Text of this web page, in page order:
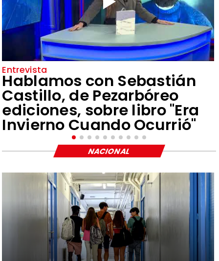
Entrevista
Hablamos con Sebastián
Castillo, de Pezarbóreo
ediciones, sobre libro "Era
Invierno Cuando Ocurrió"
NACIONAL